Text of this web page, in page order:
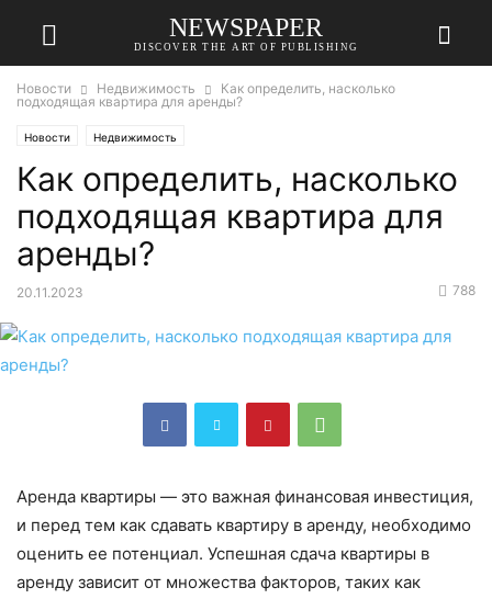
NEWSPAPER
DISCOVER THE ART OF PUBLISHING
Новости Недвижимость
Как определить, насколько
подходящая квартира для аренды?
Новости Недвижимость
Как определить, насколько
подходящая квартира для
аренды?
20.11.2023 788
Аренда квартиры — это важная финансовая инвестиция,
и перед тем как сдавать квартиру в аренду, необходимо
оценить ее потенциал. Успешная сдача квартиры в
аренду зависит от множества факторов, таких как